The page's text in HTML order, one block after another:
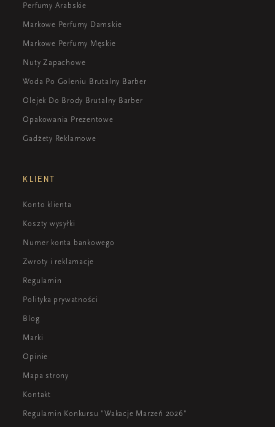
Perfumy Arabskie
Markowe Perfumy Damskie
Markowe Perfumy Męskie
Nuty Zapachowe
Woda Po Goleniu Brutalny Barber
Olejek Do Brody Brutalny Barber
Opakowania Prezentowe
Gadżety Reklamowe
KLIENT
Konto klienta
Koszty wysyłki
Numer konta bankowego
Zwroty i reklamacje
Regulamin
Polityka prywatności
Blog
Marki
Opinie
Mapa strony
Kontakt
Regulamin Konkursu "Wakacje Marzeń 2026"